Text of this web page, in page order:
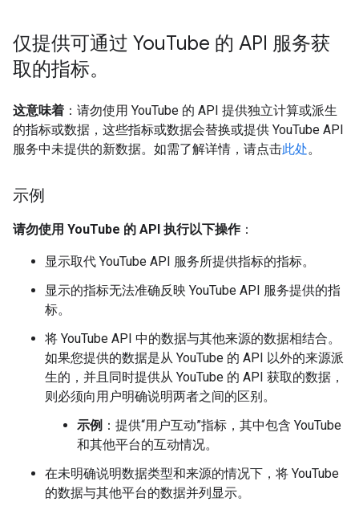
仅提供可通过 YouTube 的 API 服务获
取的指标。
这意味着 ：请勿使用 YouTube 的 API 提供独立计算或派生
的指标或数据，这些指标或数据会替换或提供 YouTube API
服务中未提供的新数据。如需了解详情，请点击此处。
示例
请勿使用 YouTube 的 API 执行以下操作：
显示取代 YouTube API 服务所提供指标的指标。
显示的指标无法准确反映 YouTube API 服务提供的指
标。
将 YouTube API 中的数据与其他来源的数据相结合。
如果您提供的数据是从 YouTube 的 API 以外的来源派
生的，并且同时提供从 YouTube 的 API 获取的数据，
则必须向用户明确说明两者之间的区别。
示例 ：提供“用户互动”指标，其中包含 YouTube
和其他平台的互动情况。
在未明确说明数据类型和来源的情况下，将 YouTube
的数据与其他平台的数据并列显示。